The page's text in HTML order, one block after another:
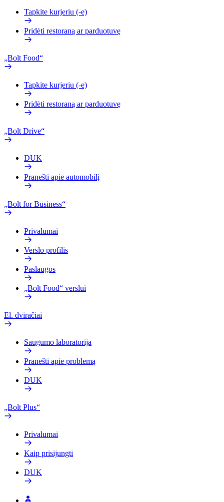
Tapkite kurjeriu (-e)
Pridėti restoraną ar parduotuvę
„Bolt Food“
Tapkite kurjeriu (-e)
Pridėti restoraną ar parduotuvę
„Bolt Drive“
DUK
Pranešti apie automobilį
„Bolt for Business“
Privalumai
Verslo profilis
Paslaugos
„Bolt Food“ verslui
El. dviračiai
Saugumo laboratorija
Pranešti apie problemą
DUK
„Bolt Plus“
Privalumai
Kaip prisijungti
DUK